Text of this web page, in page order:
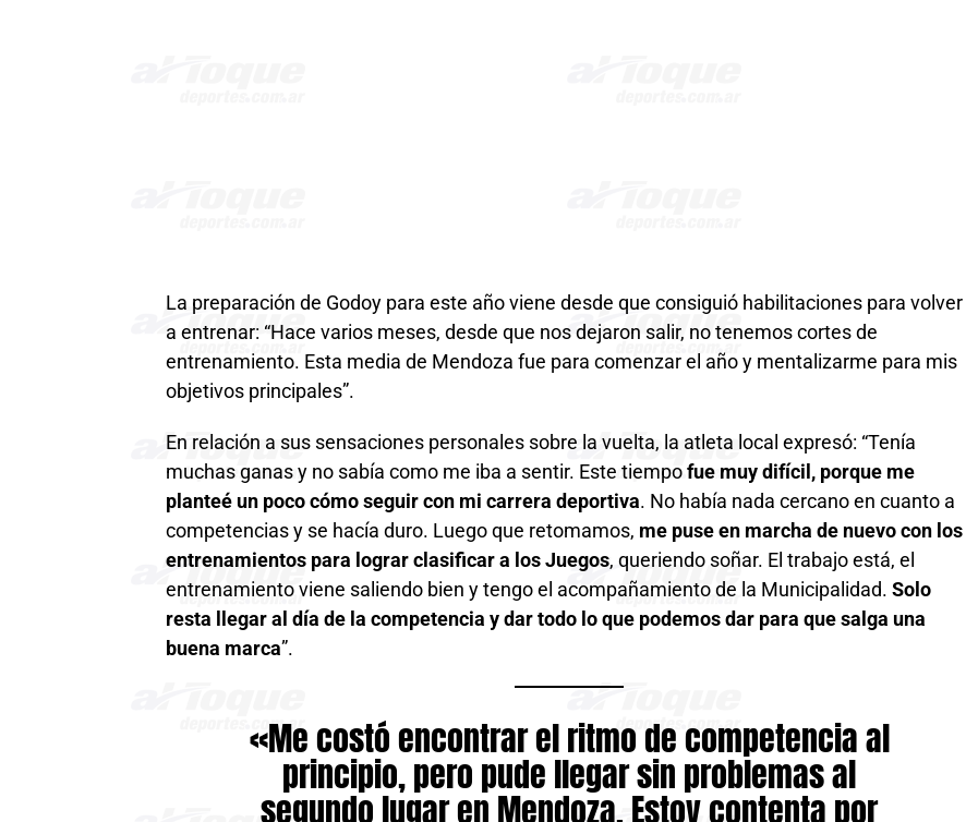
La preparación de Godoy para este año viene desde que consiguió habilitaciones para volver
a entrenar: “Hace varios meses, desde que nos dejaron salir, no tenemos cortes de
entrenamiento. Esta media de Mendoza fue para comenzar el año y mentalizarme para mis
objetivos principales”.
En relación a sus sensaciones personales sobre la vuelta, la atleta local expresó: “Tenía
muchas ganas y no sabía como me iba a sentir. Este tiempo fue muy difícil, porque me
planteé un poco cómo seguir con mi carrera deportiva. No había nada cercano en cuanto a
competencias y se hacía duro. Luego que retomamos, me puse en marcha de nuevo con los
entrenamientos para lograr clasificar a los Juegos, queriendo soñar. El trabajo está, el
entrenamiento viene saliendo bien y tengo el acompañamiento de la Municipalidad. Solo
resta llegar al día de la competencia y dar todo lo que podemos dar para que salga una
buena marca”.
«Me costó encontrar el ritmo de competencia al
principio, pero pude llegar sin problemas al
segundo lugar en Mendoza. Estoy contenta por